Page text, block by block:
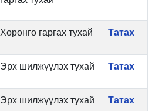
Хөрөнгө гаргах тухай Татах
Эрх шилжүүлэх тухай Татах
Эрх шилжүүлэх тухай Татах